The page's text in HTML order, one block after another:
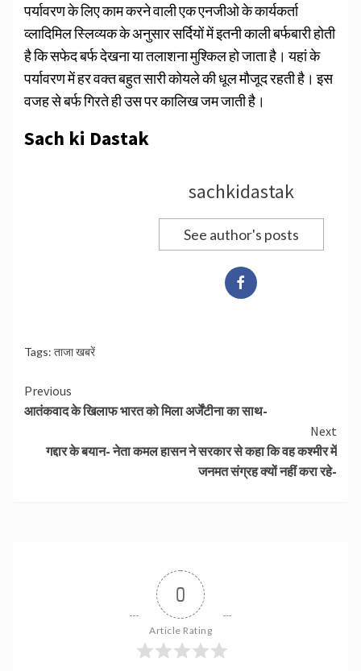
पर्यावरण के लिए काम करने वाली एक एनजीओ के कार्यकर्ता
व्लादिमिल स्लिव्यक के अनुसार सर्दियों में इतनी काली बर्फबारी होती
है कि सफेद बर्फ देखना या तलाशना मुश्किल हो जाता है। यहां के
पर्यावरण में हर वक्त बहुत सारी कोयले की धूल मौजूद रहती है। इस
वजह से बर्फ गिरते ही उस पर कालिख जम जाती है।
Sach ki Dastak
sachkidastak
See author's posts
Tags: ताजा खबरें
Continue
Reading
Previous
आतंकवाद के खिलाफ भारत को मिला अर्जेंटीना का साथ-
Next
गद्दार के बयान- नेता कमल हासन ने सरकार से कहा कि वह कश्मीर में
जनमत संग्रह क्यों नहीं करा रहे-
0
Article Rating